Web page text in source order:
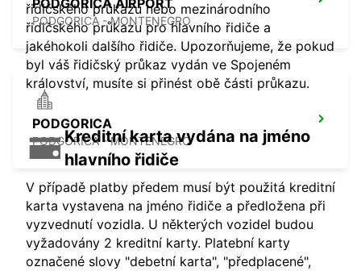
PODGORICA AIRPORT
PODGORICA - MONTENEGRO
PODGORICA
PODGORICA - MONTENEGRO
řidičského průkazu nebo mezinárodního
řidičského průkazu pro hlavního řidiče a
jakéhokoli dalšího řidiče. Upozorňujeme, že pokud
byl váš řidičský průkaz vydán ve Spojeném
království, musíte si přinést obě části průkazu.
Kreditní karta vydána na jméno
hlavního řidiče
V případě platby předem musí být použitá kreditní
karta vystavena na jméno řidiče a předložena při
vyzvednutí vozidla. U některých vozidel budou
vyžadovány 2 kreditní karty. Platební karty
označené slovy "debetní karta", "předplacené",